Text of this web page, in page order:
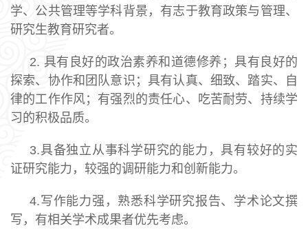
学、公共管理等学科背景，有志于教育政策与管理、
研究生教育研究者。
2. 具有良好的政治素养和道德修养；具有良好的
探索、协作和团队意识；具有认真、细致、踏实、自
律的工作作风；有强烈的责任心、吃苦耐劳、持续学
习的积极品质。
3.具备独立从事科学研究的能力，具有较好的实
证研究能力，较强的调研能力和创新能力。
4.写作能力强，熟悉科学研究报告、学术论文撰
写，有相关学术成果者优先考虑。